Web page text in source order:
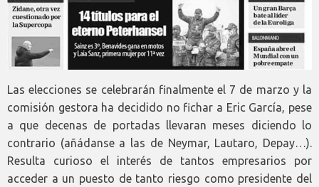
Las elecciones se celebrarán finalmente el 7 de marzo y la
comisión gestora ha decidido no fichar a Eric García, pese
a que decenas de portadas llevaran meses diciendo lo
contrario (añádanse a las de Neymar, Lautaro, Depay…).
Resulta curioso el interés de tantos empresarios por
acceder a un puesto de tanto riesgo como presidente del